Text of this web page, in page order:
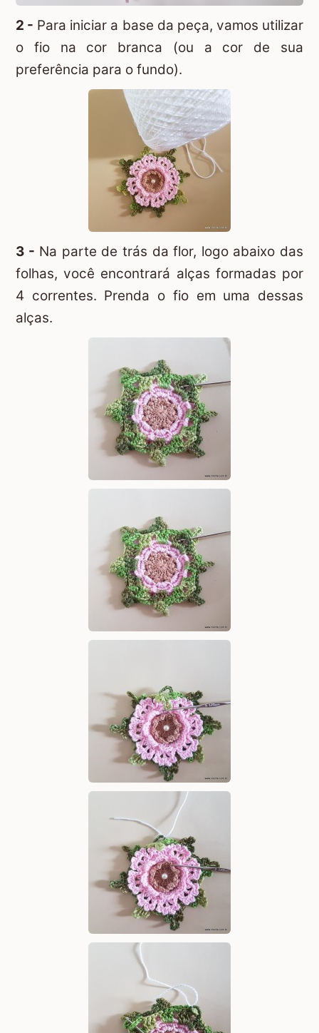
2 - Para iniciar a base da peça, vamos utilizar
o fio na cor branca (ou a cor de sua
preferência para o fundo).
3 - Na parte de trás da flor, logo abaixo das
folhas, você encontrará alças formadas por
4 correntes. Prenda o fio em uma dessas
alças.